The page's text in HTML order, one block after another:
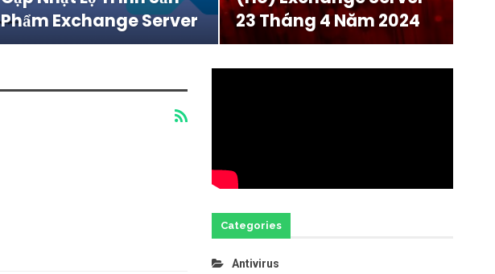
Phẩm Exchange Server
23 Tháng 4 Năm 2024
Categories
Antivirus